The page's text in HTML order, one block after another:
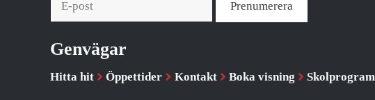
Genvägar
Hitta hit Öppettider Kontakt Boka visning Skolprogram